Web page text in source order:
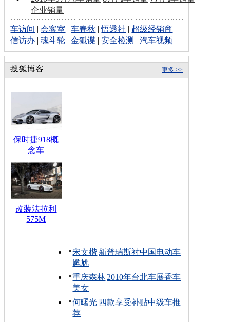
企业销量
车访间 |会客室 |车春秋 |悟透社 | 超级经销商
信访办 |魂斗轮 |金狐谍 |安全检测 |汽车视频
更多 >>
保时捷918概
念车
改装法拉利
575M
宋文楷|新普瑞斯衬中国电动车
尴尬
重庆森林|2010年台北车展香车
美女
何曙光| 四款享受补贴中级车推
荐